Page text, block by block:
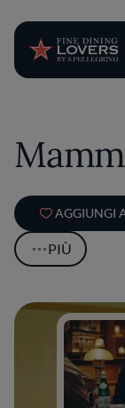
AGGIUNGI
PIÙ